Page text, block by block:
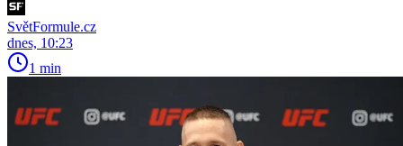
SvětFormule.cz
dnes, 10:23
1 min